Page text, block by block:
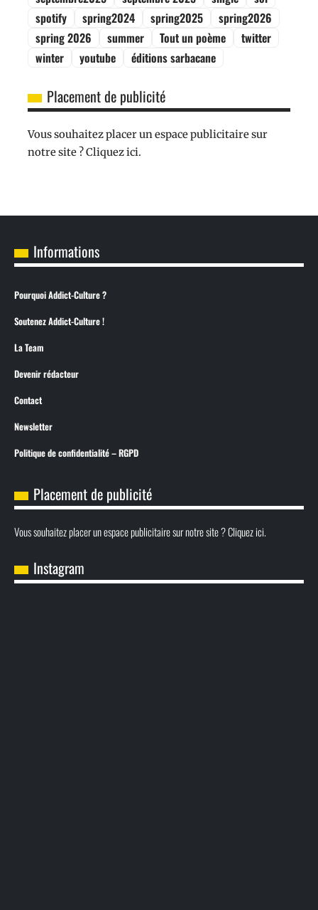
spotify
spring2024 spring2025
spring2026
spring 2026
summer Tout un poème
twitter
winter
youtube éditions sarbacane
Placement de publicité
Vous souhaitez placer un espace publicitaire sur
notre site ? Cliquez ici.
Informations
Pourquoi Addict-Culture ?
Soutenez Addict-Culture !
La Team
Devenir rédacteur
Contact
Newsletter
Politique de confidentialité – RGPD
Placement de publicité
Vous souhaitez placer un espace publicitaire sur notre site ? Cliquez ici.
Instagram